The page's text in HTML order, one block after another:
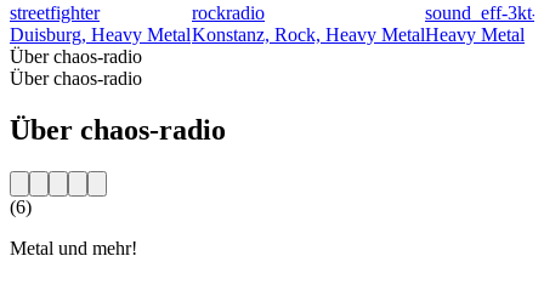
streetfighter
Duisburg, Heavy Metal
rockradio
Konstanz, Rock, Heavy Metal
sound_eff-3kt-
Heavy Metal
Über chaos-radio
Über chaos-radio
Über chaos-radio
(6)
Metal und mehr!